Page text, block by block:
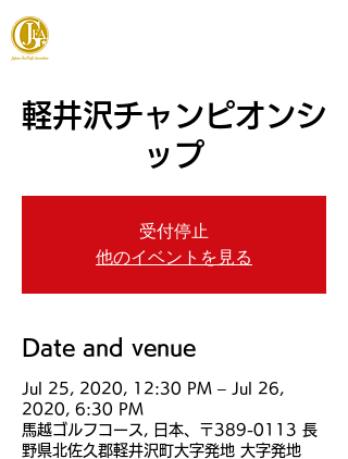
軽井沢チャンピオンシ
ップ
受付停止
他のイベントを見る
Date and venue
Jul 25, 2020, 12:30 PM – Jul 26,
2020, 6:30 PM
馬越ゴルフコース, 日本、〒389-0113 長
野県北佐久郡軽井沢町大字発地 大字発地